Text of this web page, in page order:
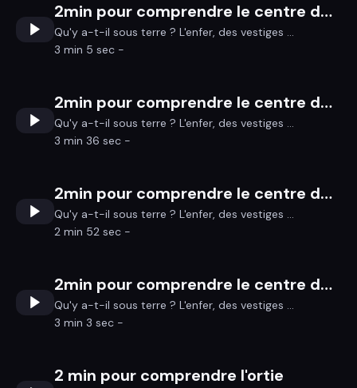
2min pour comprendre le centre de la Terre 4/4
Qu'y a-t-il sous terre ? L'enfer, des vestiges ...
3 min 5 sec -
2min pour comprendre le centre de la Terre 3/4
Qu'y a-t-il sous terre ? L'enfer, des vestiges ...
3 min 36 sec -
2min pour comprendre le centre de la Terre 2/4
Qu'y a-t-il sous terre ? L'enfer, des vestiges ...
2 min 52 sec -
2min pour comprendre le centre de la Terre 1/4
Qu'y a-t-il sous terre ? L'enfer, des vestiges ...
3 min 3 sec -
2 min pour comprendre l'ortie